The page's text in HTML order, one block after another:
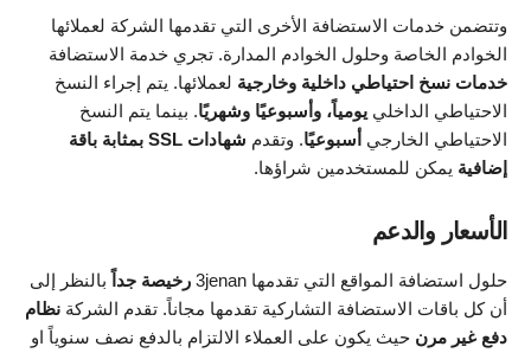
وتتضمن خدمات الاستضافة الأخرى التي تقدمها الشركة لعملائها
الخوادم الخاصة وحلول الخوادم المدارة. تجري خدمة الاستضافة
خدمات نسخ احتياطي داخلية وخارجية لعملائها. يتم إجراء النسخ
الاحتياطي الداخلي يومياً، وأسبوعيًا وشهريًا. بينما يتم النسخ
الاحتياطي الخارجي أسبوعيًا. وتقدم
شهادات SSL بمثابة باقة
إضافية يمكن للمستخدمين شراؤها.
الأسعار والدعم
حلول استضافة المواقع التي تقدمها 3jenan رخيصة جداً بالنظر إلى
أن كل باقات الاستضافة التشاركية تقدمها مجاناً. تقدم الشركة نظام
دفع غير مرن حيث يكون على العملاء الالتزام بالدفع نصف سنوياً او